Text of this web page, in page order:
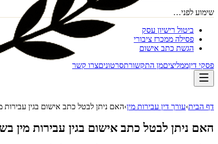
שימוע לפני…
ביטול רישיון עסק
פסילה ממכרז ציבורי
הגשת כתב אישום
פסקי דיןממליציםמן התקשורתסרטוניםצרו קשר
דף הבית›עורך דין עבירות מין›האם ניתן לבטל כתב אישום בגין עבירות
האם ניתן לבטל כתב אישום בגין עבירות מין